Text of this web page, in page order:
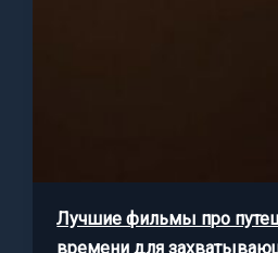
Лучшие фильмы про
времени для